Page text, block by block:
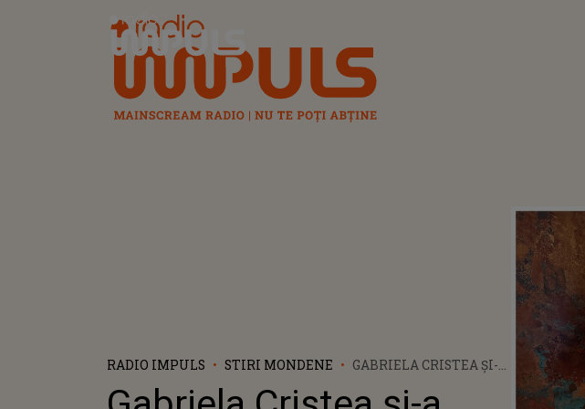
Radio Impuls
RADIO IMPULS STIRI MONDENE
GABRIELA CRISTEA ȘI-A
TURCOAZ. MULȚI S-AU